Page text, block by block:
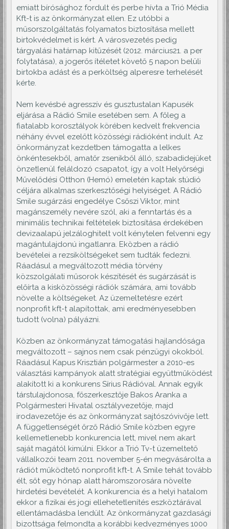
emiatt bírósághoz fordult és perbe hívta a Trió Média
Kft-t is az önkormányzat ellen. Ez utóbbi a
műsorszolgáltatás folyamatos biztosítása mellett
birtokvédelmet is kért. A városvezetés pedig
tárgyalási határnap kitűzését (2012. március21. a per
folytatása), a jogerős ítéletet követő 5 napon belüli
birtokba adást és a perköltség alperesre terhelését
kérte.
Nem kevésbé agresszív és gusztustalan Kapusék
eljárása a Rádió Smile esetében sem. A főleg a
fiatalabb korosztályok körében kedvelt frekvencia
néhány évvel ezelőtt közösségi rádióként indult. Az
önkormányzat kezdetben támogatta a lelkes
önkéntesekből, amatőr zsenikből álló, szabadidejüket
önzetlenül feláldozó csapatot, így a volt Helyőrségi
Művelődési Otthon (Hemó) emeletén kaptak stúdió
céljára alkalmas szerkesztőségi helyiséget. A Rádió
Smile sugárzási engedélye Csőszi Viktor, mint
magánszemély nevére szól, aki a fenntartás és a
minimális technikai feltételek biztosítása érdekében
devizaalapú jelzáloghitelt volt kénytelen felvenni egy
magántulajdonú ingatlanra. Eközben a rádió
bevételei a rezsiköltségeket sem tudták fedezni.
Ráadásul a megváltozott média törvény
közszolgálati műsorok készítését és sugárzását is
előírta a kisközösségi rádiók számára, ami tovább
növelte a költségeket. Az üzemeltetésre ezért
nonprofit kft-t alapítottak, ami eredményesebben
tudott (volna) pályázni.
Közben az önkormányzat támogatási hajlandósága
megváltozott – sajnos nem csak pénzügyi okokból.
Ráadásul Kapus Krisztián polgármester a 2010-es
választási kampányok alatt stratégiai együttműködést
alakított ki a konkurens Sírius Rádióval. Annak egyik
társtulajdonosa, főszerkesztője Bakos Aranka a
Polgármesteri Hivatal osztályvezetője, majd
irodavezetője és az önkormányzat sajtószóvivője lett.
A függetlenségét őrző Rádió Smile közben egyre
kellemetlenebb konkurencia lett, mivel nem akart
saját magától kimúlni. Ekkor a Trió Tv-t üzemeltető
vállalkozói team 2011. november 5-én megvásárolta a
rádiót működtető nonprofit kft-t. A Smile tehát tovább
élt, sőt egy hónap alatt háromszorosára növelte
hirdetési bevételét. A konkurencia és a helyi hatalom
ekkor a fizikai és jogi ellehetetlenítés eszköztárával
ellentámadásba lendült. Az önkormányzat gazdasági
bizottsága felmondta a korábbi kedvezményes 1000